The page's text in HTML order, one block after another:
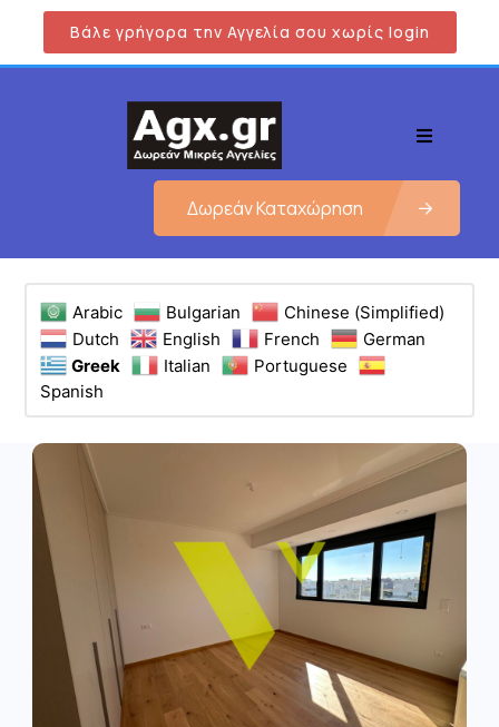
Βάλε γρήγορα την Αγγελία σου χωρίς login
Δωρεάν Καταχώρηση
Arabic Bulgarian
Chinese (Simplified)
Dutch
English French
German
Greek
Italian
Portuguese
Spanish